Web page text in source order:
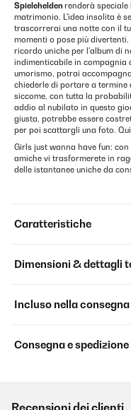
Spielehelden renderà
matrimonio. L'idea insolita è
trascorrerai una notte con il
momenti o pose più
ricordo uniche per l'album di
indimenticabile in compagnia
umorismo, potrai
chiederle di portare a
siccome, con tutta la
addio al nubilato in questo
giusta, potrebbe essere
per poi scattargli una foto.
Girls just wanna have fun: con
amiche vi trasformerete in
delle istantanee uniche da
Caratteristiche
Dimensioni & dettagli
Incluso nella consegna
Consegna e spedizione
Recensioni dei clienti